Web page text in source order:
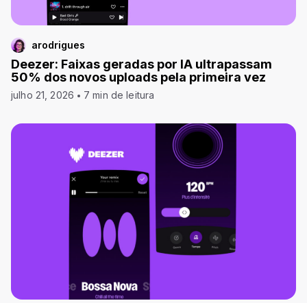
arodrigues
Deezer: Faixas geradas por IA ultrapassam
50% dos novos uploads pela primeira vez
julho 21, 2026 7 min de leitura